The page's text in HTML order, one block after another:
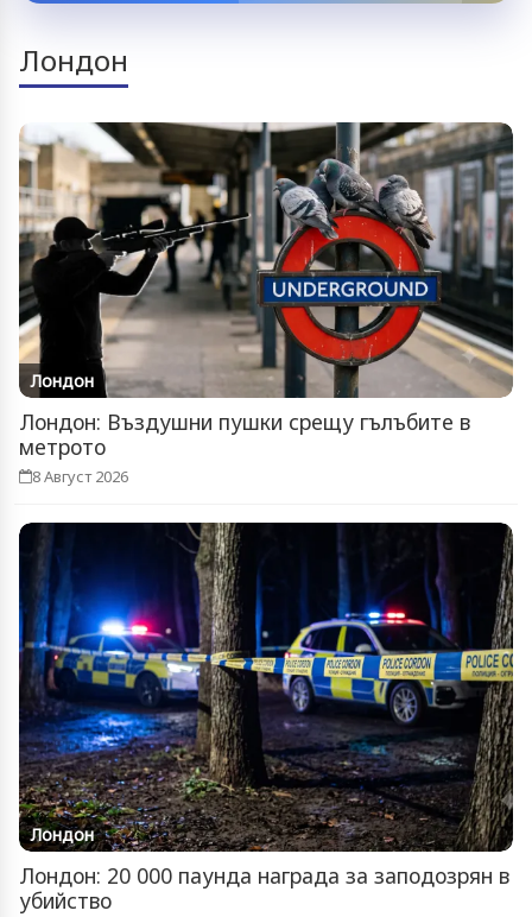
Лондон
Лондон
Лондон: Въздушни пушки срещу гълъбите в
метрото
8 Август 2026
Лондон
Лондон: 20 000 паунда награда за заподозрян в
убийство